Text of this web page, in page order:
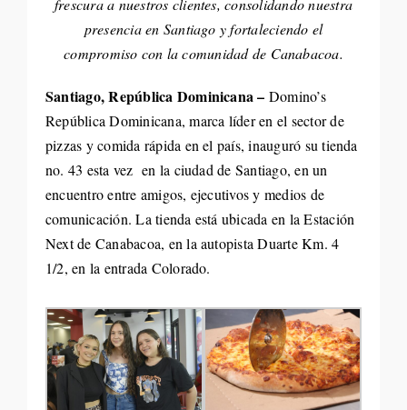
frescura a nuestros clientes, consolidando nuestra
presencia en Santiago y fortaleciendo el
compromiso con la comunidad de Canabacoa.
Santiago, República Dominicana – Domino’s
República Dominicana, marca líder en el sector de
pizzas y comida rápida en el país, inauguró su tienda
no. 43 esta vez en la ciudad de Santiago, en un
encuentro entre amigos, ejecutivos y medios de
comunicación. La tienda está ubicada en la Estación
Next de Canabacoa, en la autopista Duarte Km. 4
1/2, en la entrada Colorado.